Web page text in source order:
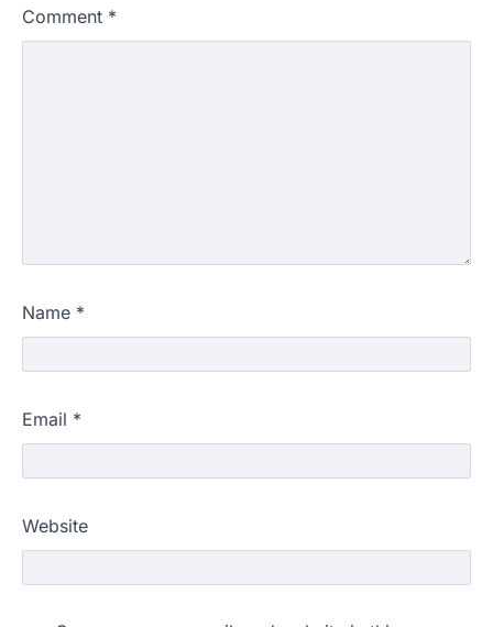
Comment *
Name *
Email *
Website